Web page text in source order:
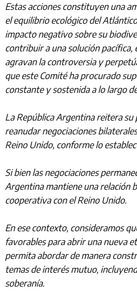
Estas acciones constituyen una
el equilibrio ecológico del
impacto negativo sobre su
contribuir a una solución pacífica,
agravan la controversia y
que este Comité ha procurado
constante y sostenida a lo largo
La República Argentina reitera su
reanudar negociaciones
Reino Unido, conforme lo
Si bien las negociaciones
Argentina mantiene una relación
cooperativa con el Reino Unido.
En ese contexto, consideramos
favorables para abrir una nueva
permita abordar de manera
temas de interés mutuo,
soberanía.